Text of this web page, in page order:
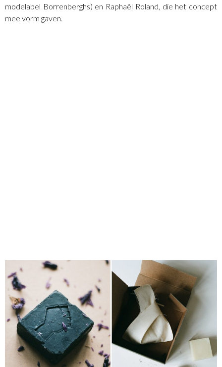
modelabel Borrenberghs) en Raphaël Roland, die het concept
mee vorm gaven.